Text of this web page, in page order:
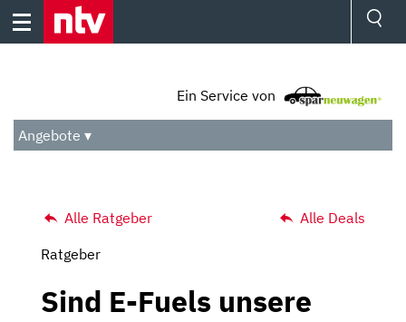
Skip
Wetter
Ein Service von
Angebote ▾
Alle Deals
Alle Ratgeber
Ratgeber
Sind E-Fuels unsere